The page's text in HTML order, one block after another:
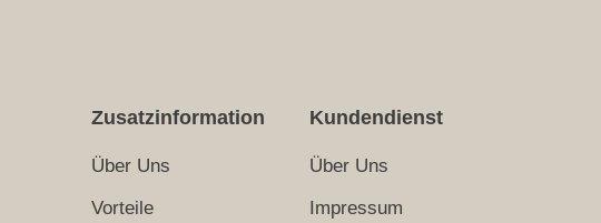
Zusatzinformation
Über Uns
Vorteile
Kundendienst
Über Uns
Impressum